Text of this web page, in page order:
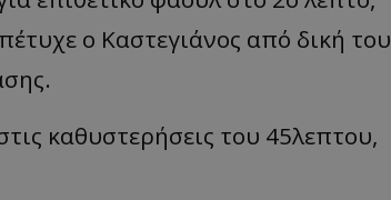
ο Καστεγιάνος από δική του
καθυστερήσεις του 45λεπτου,